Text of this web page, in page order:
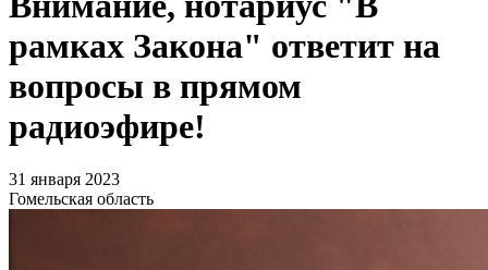
рамках Закона" ответит на
вопросы в прямом
радиоэфире!
31 января 2023
Гомельская область